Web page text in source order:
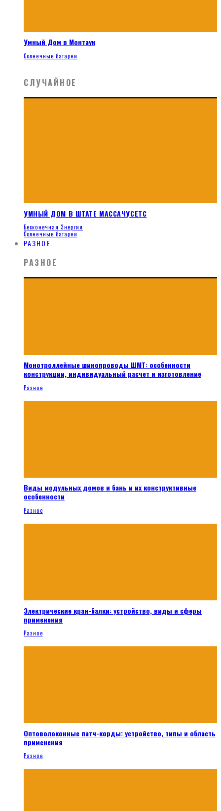
Умный Дом в Монтаук
Солнечные батареи
СЛУЧАЙНОЕ
УМНЫЙ ДОМ В ШТАТЕ МАССАЧУСЕТС
Бесконечная Энергия
Солнечные батареи
РАЗНОЕ
РАЗНОЕ
Монотроллейные шинопроводы ШМТ: особенности
конструкции, индивидуальный расчет и изготовление
Разное
Виды модульных домов и бань и их конструктивные
особенности
Разное
Электрические кран-балки: устройство, виды и сферы
применения
Разное
Оптоволоконные патч-корды: устройство, типы и область
применения
Разное